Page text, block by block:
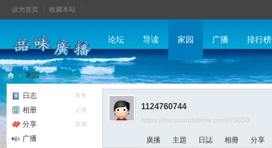
设为首页 收藏本站
论坛 导读 家园 广播 排行榜
味
› 家园
发布
日志
上传
相册
添加
分享
广播
1124760744
https://hw.soundstime.com/?3650
廣播 主題 日誌 相冊 分享